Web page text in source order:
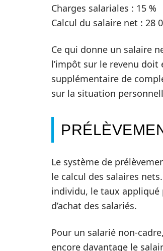
Charges salariales : 15 %
Calcul du salaire net : 28
Ce qui donne un salaire
l’impôt sur le revenu
supplémentaire de
sur la situation
Le système de
le calcul des salaires
individu, le taux
d’achat des salariés.
Pour un salarié non-
encore davantage le